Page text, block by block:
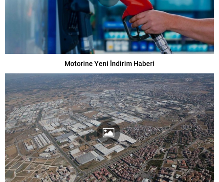
Motorine Yeni İndirim Haberi